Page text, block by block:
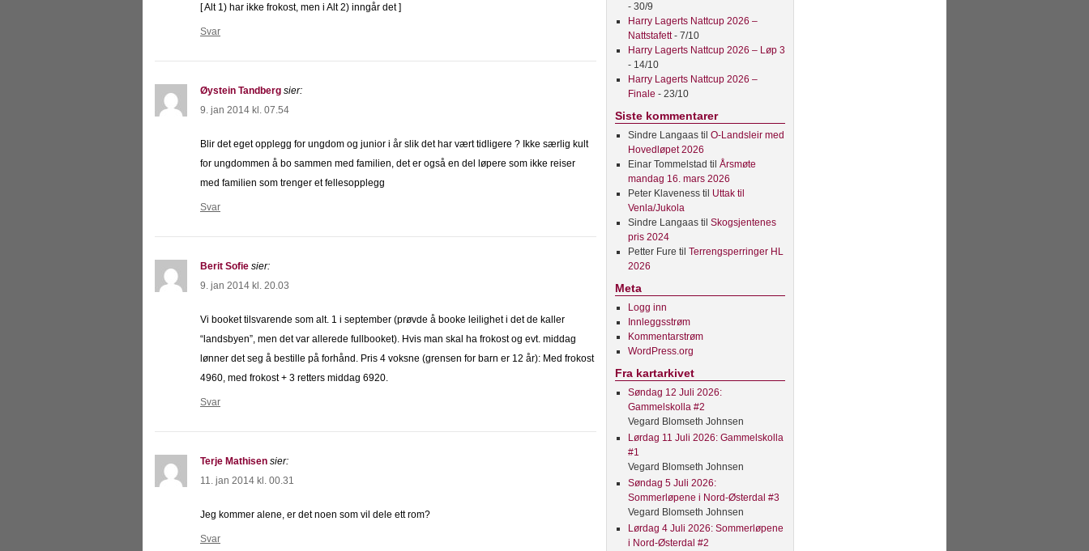
[ Alt 1) har ikke frokost, men i Alt 2) inngår det ]
Svar
Øystein Tandberg sier:
9. jan 2014 kl. 07.54
Blir det eget opplegg for ungdom og junior i år slik det har vært tidligere ? Ikke særlig kult
for ungdommen å bo sammen med familien, det er også en del løpere som ikke reiser
med familien som trenger et fellesopplegg
Svar
Berit Sofie sier:
9. jan 2014 kl. 20.03
Vi booket tilsvarende som alt. 1 i september (prøvde å booke leilighet i det de kaller
“landsbyen”, men det var allerede fullbooket). Hvis man skal ha frokost og evt. middag
lønner det seg å bestille på forhånd. Pris 4 voksne (grensen for barn er 12 år): Med frokost
4960, med frokost + 3 retters middag 6920.
Svar
Terje Mathisen sier:
11. jan 2014 kl. 00.31
Jeg kommer alene, er det noen som vil dele ett rom?
Svar
- 30/9
Harry Lagerts Nattcup 2026 –
Nattstafett- 7/10
Harry Lagerts Nattcup 2026 – Løp 3
- 14/10
Harry Lagerts Nattcup 2026 –
Finale - 23/10
Siste kommentarer
Sindre Langaastil O-Landsleir med
Hovedløpet 2026
Einar Tommelstad til Årsmøte
mandag 16. mars 2026
Peter Klavenesstil Uttak til
Venla/Jukola
Sindre Langaastil Skogsjentenes
pris 2024
Petter Fure til Terrengsperringer HL
2026
Meta
Logg inn
Innleggsstrøm
Kommentarstrøm
WordPress.org
Fra kartarkivet
Søndag 12 Juli 2026:
Gammelskolla #2
Vegard Blomseth Johnsen
Lørdag 11 Juli 2026: Gammelskolla
#1
Vegard Blomseth Johnsen
Søndag 5 Juli 2026:
Sommerløpene i Nord-Østerdal #3
Vegard Blomseth Johnsen
Lørdag 4 Juli 2026: Sommerløpene
i Nord-Østerdal #2